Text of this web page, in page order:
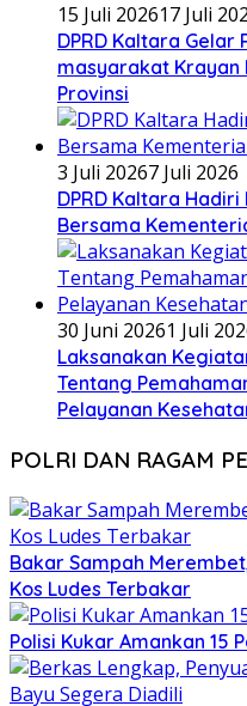
15 Juli 202617 Juli
DPRD Kaltara Gelar
masyarakat Krayan
Provinsi
3 Juli 20267 Juli 2026
DPRD Kaltara
Bersama
30 Juni 20261 Juli
Laksanakan
Tentang
Pelayanan
POLRI DAN RAGAM
Bakar Sampah
Kos Ludes Terbakar
Polisi Kukar Amankan 15